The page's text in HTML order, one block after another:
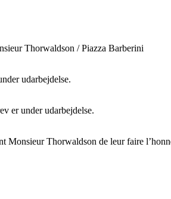
Thorwaldson / Piazza Barberini
udarbejdelse.
er under udarbejdelse.
Monsieur Thorwaldson de leur faire